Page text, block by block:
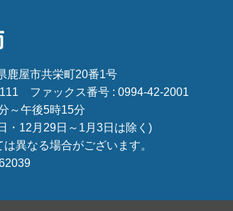
鹿屋市共栄町20番1号
ファックス番号 : 0994-42-2001
～午後5時15分
・12月29日～1月3日は除く)
異なる場合がございます。